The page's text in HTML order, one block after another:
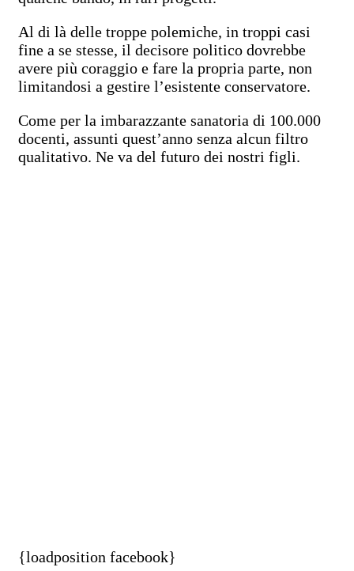
Al di là delle troppe polemiche, in troppi casi
fine a se stesse, il decisore politico dovrebbe
avere più coraggio e fare la propria parte, non
limitandosi a gestire l’esistente conservatore.
Come per la imbarazzante sanatoria di 100.000
docenti, assunti quest’anno senza alcun filtro
qualitativo. Ne va del futuro dei nostri figli.
{loadposition facebook}